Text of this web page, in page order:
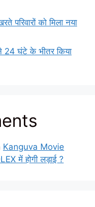
परिवारों को मिला नया
24 घंटे के भीतर किया
Kanguva Movie
में होगी लड़ाई ?